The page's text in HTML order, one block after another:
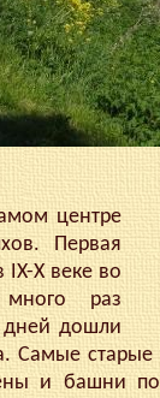
центре
Первая
IX-X веке во
раз
дней дошли
Самые
и башни